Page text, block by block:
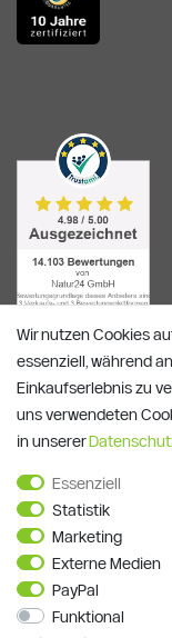
Alle Preise
Wir nutzen Cookies
essenziell, während
Einkaufserlebnis zu
uns verwendeten
in unserer
Essenziell
Statistik
Marketing
Externe Medien
PayPal
Funktional